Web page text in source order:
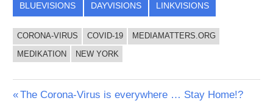
BLUEVISIONS DAYVISIONS LINKVISIONS
CORONA-VIRUS COVID-19
MEDIAMATTERS.ORG
MEDIKATION
NEW YORK
Beitragsnavigation
Vorheriger
The Corona-Virus is everywhere … Stay Home!?